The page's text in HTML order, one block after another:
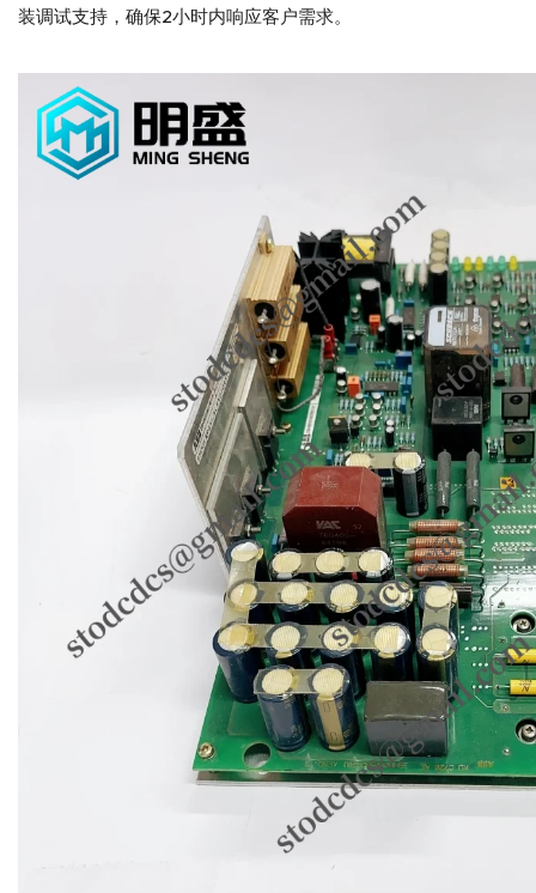
装调试支持，确保2小时内响应客户需求。